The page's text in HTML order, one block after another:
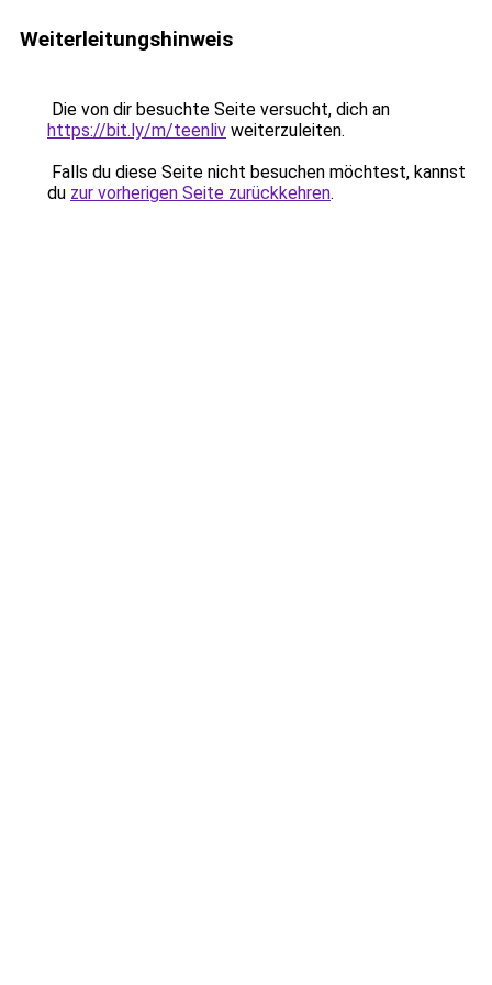
Weiterleitungshinweis
Die von dir besuchte Seite versucht, dich an
https://bit.ly/m/teenliv weiterzuleiten.
Falls du diese Seite nicht besuchen möchtest, kannst
du zur vorherigen Seite zurückkehren.